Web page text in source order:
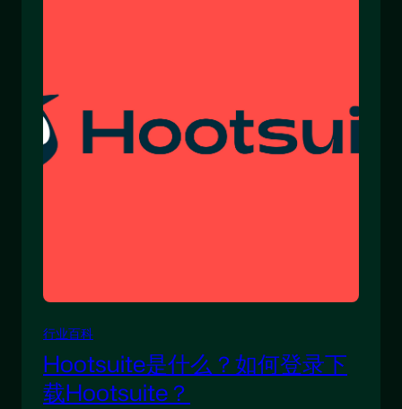
行业百科
Hootsuite是什么？如何登录下
载Hootsuite？